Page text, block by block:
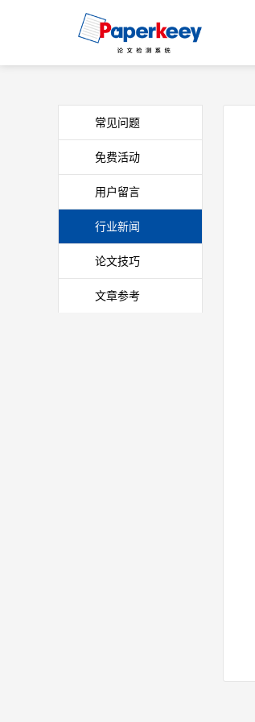
常见问题
免费活动
用户留言
行业新闻
论文技巧
文章参考